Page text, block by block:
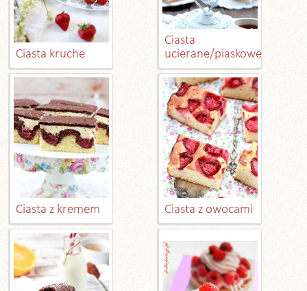
Ciasta kruche
Ciasta
ucierane/piaskowe
Ciasta z kremem Ciasta z owocami